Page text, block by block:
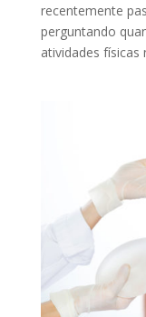
recentemente
perguntando
atividades físicas